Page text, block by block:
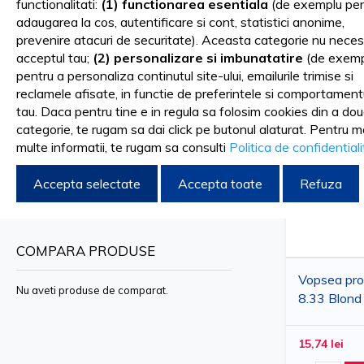
Intra in lumea posibilitatilor nelimitate cu gama noastra de
si profesionistilor din domeniu instrumentele de care au
90 de nuante, 9 decolorante, 8 culori mixte, 8 nuante
Sortare dupa
Vopsea
8.33 Blond
15,74 lei
FILTRARE DUPA
8.33 Blond auriu deschis intens
Sterge filtrele
Marime
100ml
COMPARA PRODUSE
Nu aveti produse de comparat.
functionalitati: (1) functionarea esentiala (de exemplu
adaugarea la cos, autentificare si cont, statistici anonime,
prevenire atacuri de securitate). Aceasta categorie nu
acceptul tau; (2) personalizare si imbunatatire (de
pentru a personaliza continutul site-ului, emailurile trimise si
reclamele afisate, in functie de preferintele si
tau. Daca pentru tine e in regula sa folosim cookies din a
categorie, te rugam sa dai click pe butonul alaturat. Pentru
multe informatii, te rugam sa consulti Politica de
Accepta selectate Accepta toate Refuza